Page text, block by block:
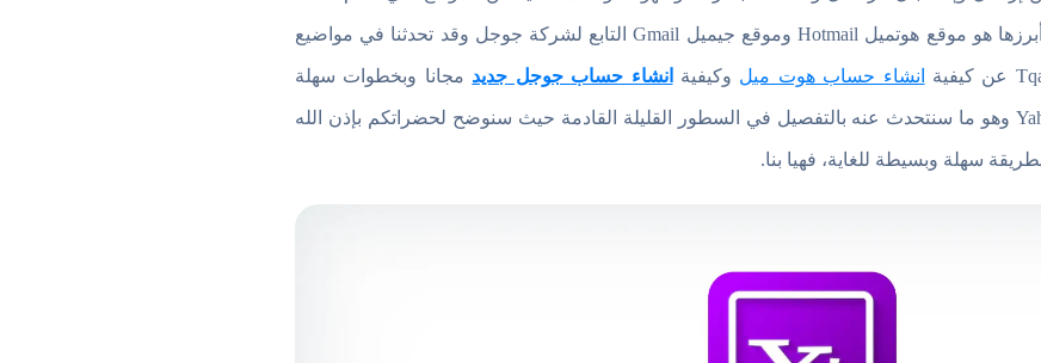
إنشاء بريد إلكتروني E-mail، ولعل أبرزها هو موقع هوتميل Hotmail وموقع جيميل Gmail التابع لشركة جوجل وقد تحدثنا في مواضيع
انشاء حساب هوت ميل وكيفية انشاء حساب جوجل جديد مجانا وبخطوات سهلة
وسريعة. وهناك أيضاً موقع ياهو Yahoo وهو ما سنتحدث عنه بالتفصيل في السطور القليلة القادمة حيث سنوضح لحضراتكم بإذن الله
سهلة وبسيطة للغاية، فهيا بنا.